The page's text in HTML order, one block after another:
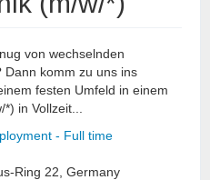
von wechselnden
Dann komm zu uns ins
festen Umfeld in einem
in Vollzeit...
- Full time
Ring 22, Germany